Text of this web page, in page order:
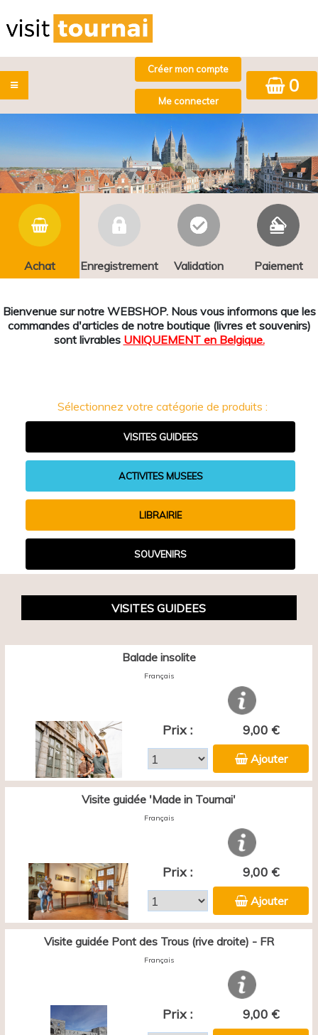
0
Achat Enregistrement Validation Paiement
Bienvenue sur notre WEBSHOP. Nous vous informons que les
commandes d'articles de notre boutique (livres et souvenirs)
sont livrables UNIQUEMENT en Belgique.
Sélectionnez votre catégorie de produits :
VISITES GUIDEES
ACTIVITES MUSEES
LIBRAIRIE
SOUVENIRS
VISITES GUIDEES
Balade insolite
Français
Prix : 9,00 €
Ajouter
Visite guidée 'Made in Tournai'
Français
Prix : 9,00 €
Ajouter
Visite guidée Pont des Trous (rive droite) - FR
Français
Prix : 9,00 €